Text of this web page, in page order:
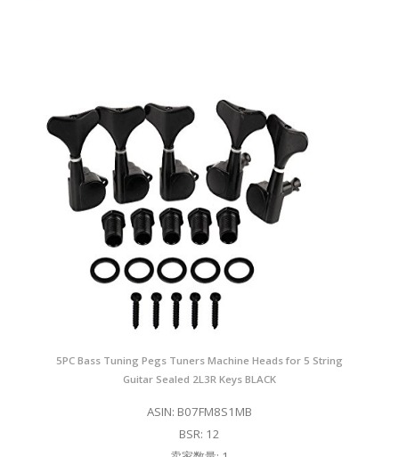
5PC Bass Tuning Pegs Tuners Machine Heads for 5 String
Guitar Sealed 2L3R Keys BLACK
ASIN: B07FM8S1MB
BSR: 12